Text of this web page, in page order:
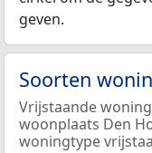
geven.
Soorten
Vrijstaande
woonplaats Den
woningtype